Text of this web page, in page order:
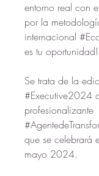
entorno real con
por la
internacional
es tu oportunidad!
Se trata de la
#Executive2024
profesionalizante
que se celebrará
mayo 2024.